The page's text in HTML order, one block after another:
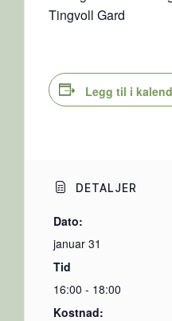
Tingvoll Gard
Legg til i
DETALJER
Dato:
januar 31
Tid
16:00 - 18:00
Kostnad: